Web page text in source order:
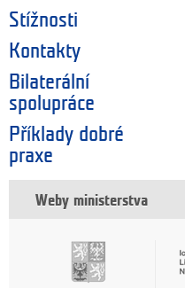
Stížnosti
Kontakty
Bilaterální
spolupráce
Příklady dobré
praxe
Weby ministerstva